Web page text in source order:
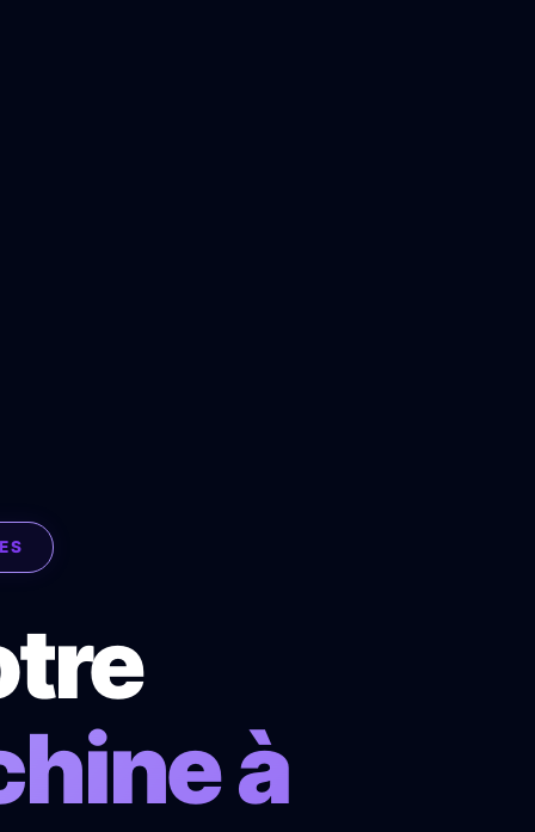
à